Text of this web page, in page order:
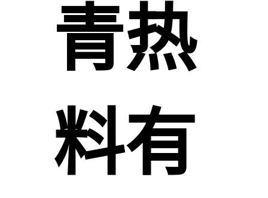
青热
料有